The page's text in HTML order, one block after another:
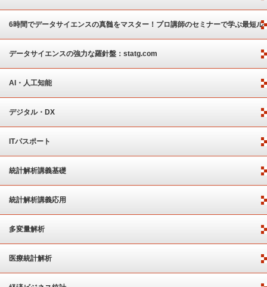
6時間でデータサイエンスの真髄をマスター！プロ講師のセミナーで学ぶ最短ル
ート
データサイエンスの強力な羅針盤：statg.com
AI・人工知能
デジタル・DX
ITパスポート
統計解析講義基礎
統計解析講義応用
多変量解析
医療統計解析